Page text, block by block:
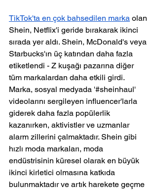
TikTok'ta en çok bahsedilen marka olan
Shein, Netflix'i geride bırakarak ikinci
sırada yer aldı. Shein, McDonald's veya
Starbucks'ın üç katından daha fazla
etiketlendi - Z kuşağı pazarına diğer
tüm markalardan daha etkili girdi.
Marka, sosyal medyada '#sheinhaul'
videolarını sergileyen influencer'larla
giderek daha fazla popülerlik
kazanırken, aktivistler ve uzmanlar
alarm zillerini çalmaktadır. Shein gibi
hızlı moda markaları, moda
endüstrisinin küresel olarak en büyük
ikinci kirletici olmasına katkıda
bulunmaktadır ve artık harekete geçme